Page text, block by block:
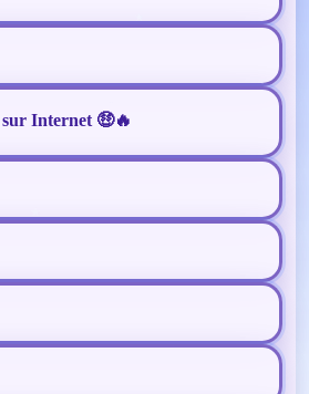
Internet 🤑🔥